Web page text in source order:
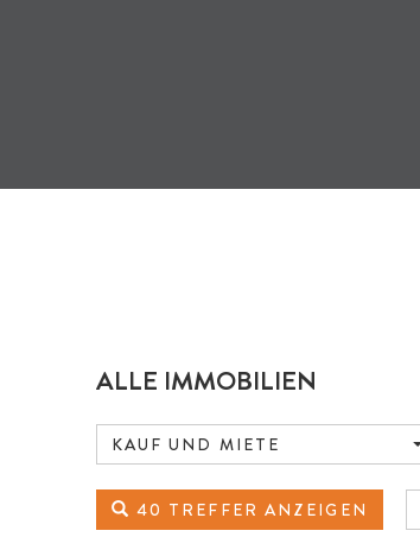
ALLE IMMOBILIEN
KAUF UND MIETE
40 TREFFER ANZEIGEN